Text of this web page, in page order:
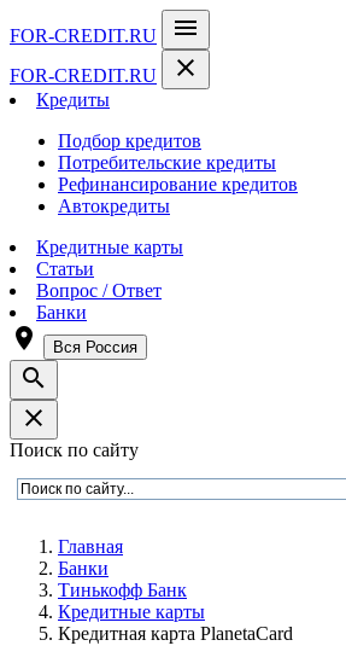
FOR-CREDIT.RU menu
FOR-CREDIT.RU close
Кредиты
Подбор кредитов
Потребительские кредиты
Рефинансирование кредитов
Автокредиты
Кредитные карты
Статьи
Вопрос / Ответ
Банки
room Вся Россия
search
close
Поиск по сайту
Главная
Банки
Тинькофф Банк
Кредитные карты
Кредитная карта PlanetaCard